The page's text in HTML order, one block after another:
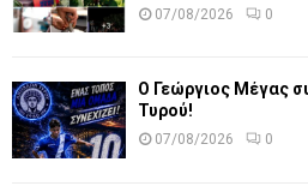
07/08/2026 0
Ο Γεώργιος Μέγας
Τυρού!
07/08/2026 0